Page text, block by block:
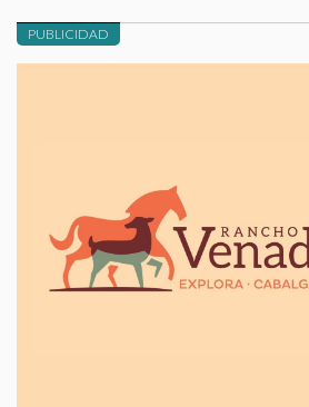
PUBLICIDAD